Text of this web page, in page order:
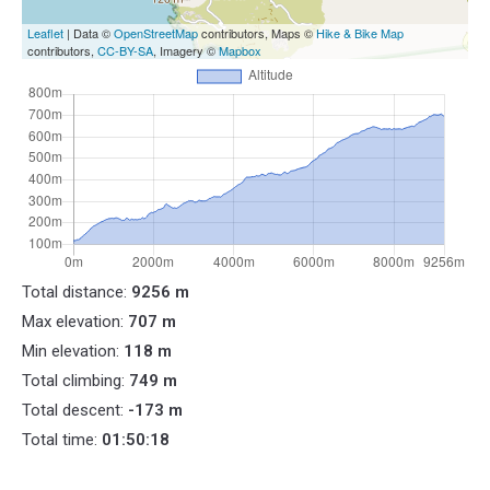
Leaflet | Data ©OpenStreetMapcontributors, Maps ©Hike & Bike Map
contributors, CC-BY-SA, Imagery ©Mapbox
Total distance: 9256 m
Max elevation: 707 m
Min elevation: 118 m
Total climbing: 749 m
Total descent: -173 m
Total time: 01:50:18